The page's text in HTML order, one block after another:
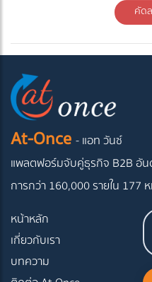
คัด
At-Once - แอท วันซ์
แพลตฟอร์มจับคู่ธุรกิจ B2B อัน
การกว่า 160,000 รายใน 177
หน้าหลัก
เกี่ยวกับเรา
บทความ